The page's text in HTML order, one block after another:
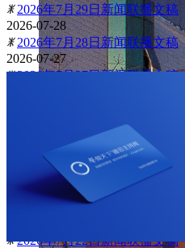
ꂓ 2026年7月29日新闻联播文稿
2026-07-28
ꂓ 2026年7月28日新闻联播文稿
2026-07-27
ꂓ 2026年7月27日新闻联播文稿
2026年7月25日新闻联播文稿
2026-07-24
2026年7月24日新闻联播文稿
2026-07-23
2026年7月23日新闻联播文稿
ꂓ 2026年7月22日新闻联播文稿